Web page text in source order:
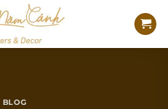
BLOG